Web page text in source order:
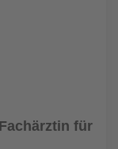
für